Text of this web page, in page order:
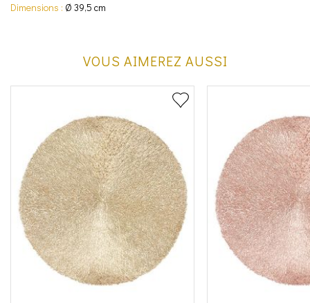
Dimensions : Ø 39,5 cm
VOUS AIMEREZ AUSSI